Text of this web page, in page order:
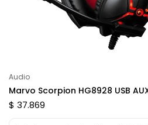
Audio
Marvo Scorpion HG8928 USB AUX
$ 37.869